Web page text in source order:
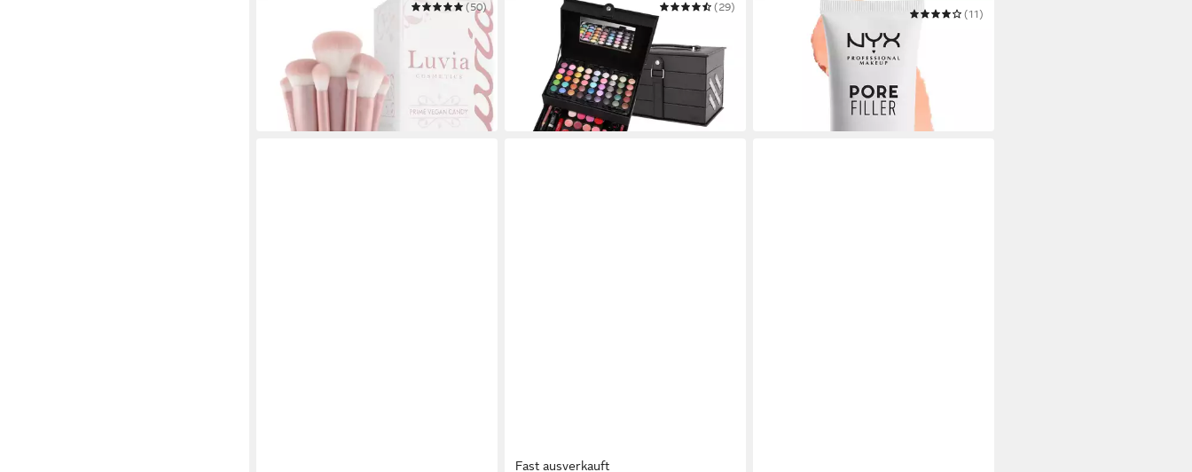
Kosmetikpinsel-Set PRIME VEGAN
(50)
39,99 € UVP 49,90 €
-20%
in 3-5 Werktagen bei dir
ZMILE COSMETICS
Kosmetik-Koffer BEAUTY CASE
(29)
ab 28,99 € UVP 36,50 €
in 3-4 Werktagen bei dir
Primer PORE FILLER
(11)
UVP
14,99 €
(599,50 €/ 1 l)
in 1-2 Werktagen bei dir
Fast ausverkauft